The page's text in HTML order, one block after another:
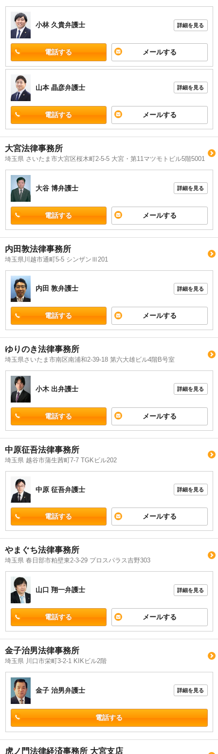
小林 久貴弁護士 詳細を見る
電話する メールする
山本 晶彦弁護士 詳細を見る
電話する メールする
大宮法律事務所
埼玉県 さいたま市大宮区桜木町2-5-5 大宮・第11マツモトビル5階5001
大谷 博弁護士 詳細を見る
電話する メールする
内田敦法律事務所
埼玉県川越市通町5-5 シンザンⅢ201
内田 敦弁護士 詳細を見る
電話する メールする
ゆりのき法律事務所
埼玉県さいたま市南区南浦和2-39-18 第六大雄ビル4階B号室
小木 出弁護士 詳細を見る
電話する メールする
中原征吾法律事務所
埼玉県 越谷市蒲生茜町7-7 TGKビル202
中原 征吾弁護士 詳細を見る
電話する メールする
やまぐち法律事務所
埼玉県 春日部市粕壁東2-3-29 プロスパラス吉野303
山口 翔一弁護士 詳細を見る
電話する メールする
金子治男法律事務所
埼玉県 川口市栄町3-2-1 KIKビル2階
金子 治男弁護士 詳細を見る
電話する
虎ノ門法律経済事務所 大宮支店